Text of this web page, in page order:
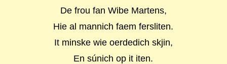
De frou fan Wibe Martens,
Hie al mannich faem fersliten.
It minske wie oerdedich skjin,
En súnich op it iten.